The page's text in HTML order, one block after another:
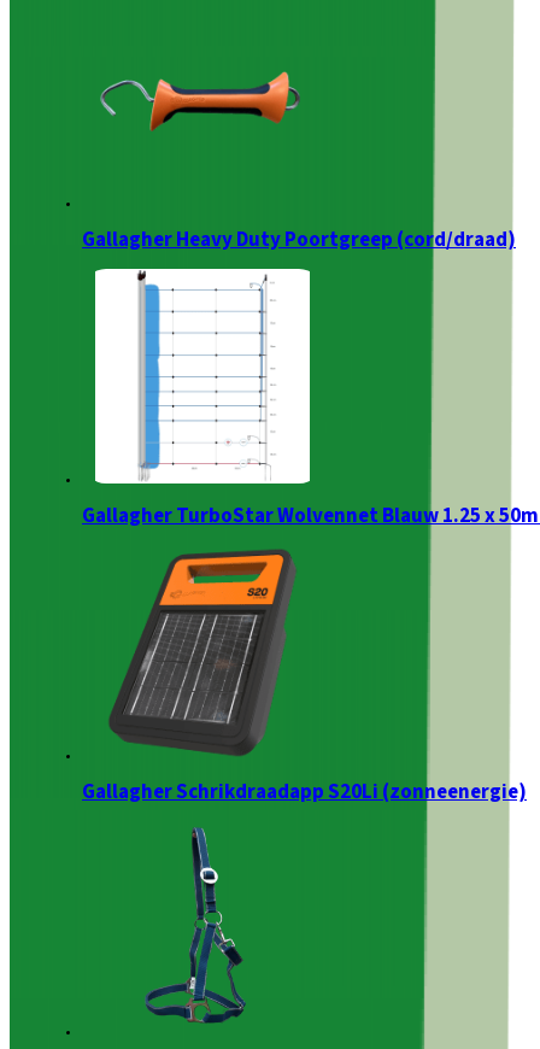
Gallagher Heavy Duty Poortgreep (cord/draad)
Gallagher TurboStar Wolvennet Blauw 1.25 x
Gallagher Schrikdraadapp S20Li (zonneenergie)